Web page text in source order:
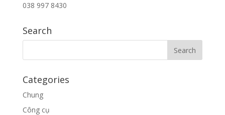
038 997 8430
Search
Categories
Chung
Công cụ